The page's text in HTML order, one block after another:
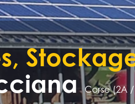
Corse (2A /